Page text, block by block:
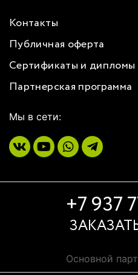
Контакты
Публичная оферта
Сертификаты и дипломы
Партнерская программа
Мы в сети:
+7 937
Основной